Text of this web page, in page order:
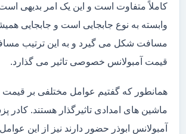
کاملاً متفاوت است و این یک امر بدیهی
وابسته به نوع جابجایی است و جابجایی
مسافت شکل می گیرد و به این ترتیب
قیمت آمبولانس خصوصی تاثیر می گذارد.
همانطور که گفتیم عوامل مختلفی بر قیمت
ماشین های امدادی تاثیرگذار هستند. کادر
آمبولانس ابوذر حضور دارند نیز از این